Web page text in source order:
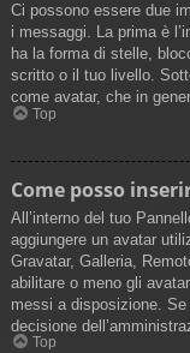
Ci possono essere due
i messaggi. La prima è
ha la forma di stelle,
scritto o il tuo livello.
come avatar, che in
Top
Come posso
All’interno del tuo
aggiungere un avatar
Gravatar, Galleria,
abilitare o meno gli
messi a disposizione.
decisione
Top